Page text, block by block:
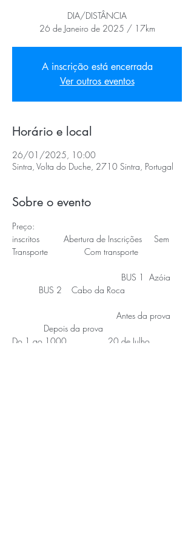
DIA/DISTÂNCIA
26 de Janeiro de 2025 / 17km
A inscrição está encerrada
Ver outros eventos
Horário e local
26/01/2025, 10:00
Sintra, Volta do Duche, 2710 Sintra, Portugal
Sobre o evento
Preço:
inscritos          Abertura de Inscrições     Sem
Transporte               Com transporte
BUS 1  Azóia
BUS 2    Cabo da Roca
Antes da prova
Depois da prova
Do 1 ao 1000                 20 de Julho